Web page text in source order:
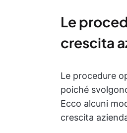
Le
crescita
Le procedure
poiché
Ecco alcuni
crescita